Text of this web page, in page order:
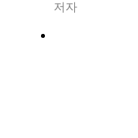
저자